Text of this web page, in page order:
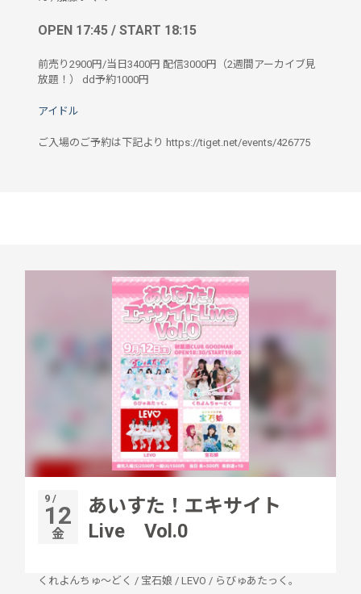
OPEN 17:45 / START 18:15
前売り2900円/当日3400円 配信3000円（2週間アーカイブ見
放題！） dd予約1000円
アイドル
ご入場のご予約は下記より https://tiget.net/events/426775
9 /
12
金
あいすた！エキサイト
Live Vol.0
くれよんちゅ〜どく / 宝石娘 / LEVO / らびゅあたっく。